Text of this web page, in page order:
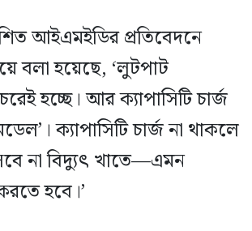
আইএমইডির প্রতিবেদনে
বলা হয়েছে, ‘লুটপাট
হচ্ছে। আর ক্যাপাসিটি চার্জ
ক্যাপাসিটি চার্জ না থাকলে
না বিদ্যুৎ খাতে—এমন
হবে।’